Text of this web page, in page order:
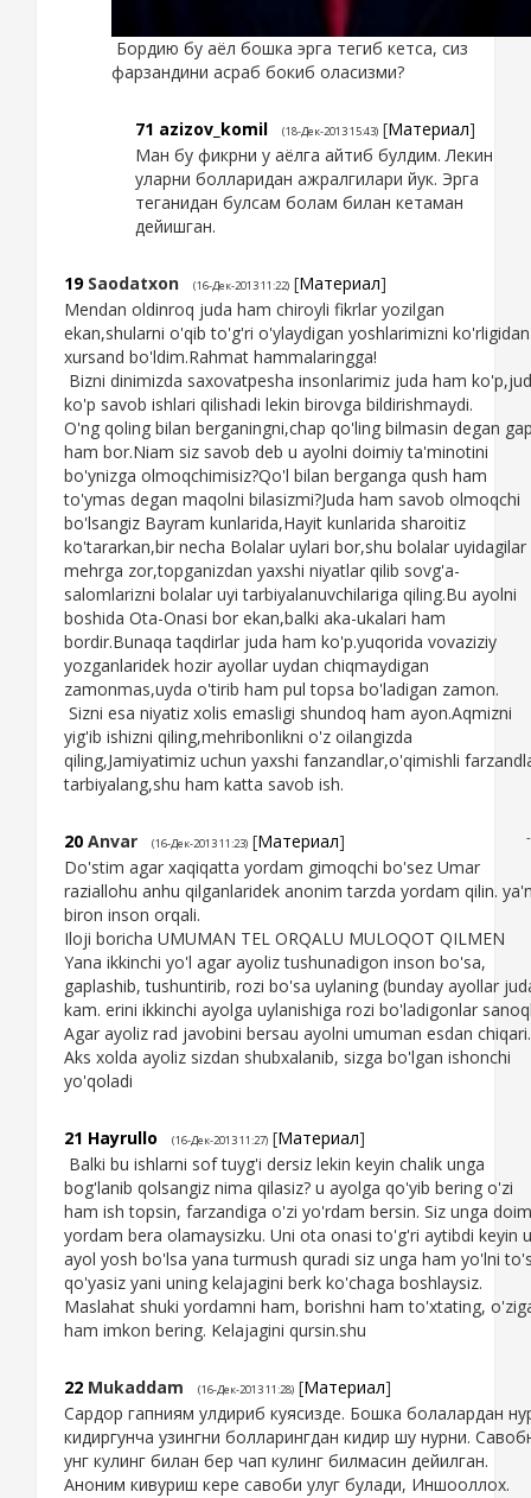
Бордию бу аёл бошка эрга тегиб кетса, сиз
фарзандини асраб бокиб оласизми?
71 azizov_komil (18-Дек-2013 15:43) [Материал]
Ман бу фикрни у аёлга айтиб булдим. Лекин
уларни болларидан ажралгилари йук. Эрга
теганидан булсам болам билан кетаман
дейишган.
19 Saodatxon (16-Дек-2013 11:22) [Материал]
Mendan oldinroq juda ham chiroyli fikrlar yozilgan
ekan,shularni o'qib to'g'ri o'ylaydigan yoshlarimizni ko'rligidan
xursand bo'ldim.Rahmat hammalaringga!
Bizni dinimizda saxovatpesha insonlarimiz juda ham
ko'p savob ishlari qilishadi lekin birovga bildirishmaydi.
O'ng qoling bilan berganingni,chap qo'ling bilmasin degan
ham bor.Niam siz savob deb u ayolni doimiy ta'minotini
bo'ynizga olmoqchimisiz?Qo'l bilan berganga qush ham
to'ymas degan maqolni bilasizmi?Juda ham savob olmoqchi
bo'lsangiz Bayram kunlarida,Hayit kunlarida sharoitiz
ko'tararkan,bir necha Bolalar uylari bor,shu bolalar uyidagilar
mehrga zor,topganizdan yaxshi niyatlar qilib sovg'a-
salomlarizni bolalar uyi tarbiyalanuvchilariga qiling.Bu ayolni
boshida Ota-Onasi bor ekan,balki aka-ukalari ham
bordir.Bunaqa taqdirlar juda ham ko'p.yuqorida vovaziziy
yozganlaridek hozir ayollar uydan chiqmaydigan
zamonmas,uyda o'tirib ham pul topsa bo'ladigan zamon.
Sizni esa niyatiz xolis emasligi shundoq ham ayon.Aqmizni
yig'ib ishizni qiling,mehribonlikni o'z oilangizda
qiling,Jamiyatimiz uchun yaxshi fanzandlar,o'qimishli
tarbiyalang,shu ham katta savob ish.
20 Anvar (16-Дек-2013 11:23) [Материал]
Do'stim agar xaqiqatta yordam gimoqchi bo'sez Umar
raziallohu anhu qilganlaridek anonim tarzda yordam qilin.
biron inson orqali.
Iloji boricha UMUMAN TEL ORQALU MULOQOT QILMEN
Yana ikkinchi yo'l agar ayoliz tushunadigon inson bo'sa,
gaplashib, tushuntirib, rozi bo'sa uylaning (bunday ayollar
kam. erini ikkinchi ayolga uylanishiga rozi bo'ladigonlar
Agar ayoliz rad javobini bersau ayolni umuman esdan chiqari.
Aks xolda ayoliz sizdan shubxalanib, sizga bo'lgan ishonchi
yo'qoladi
21 Hayrullo (16-Дек-2013 11:27) [Материал]
Balki bu ishlarni sof tuyg'i dersiz lekin keyin chalik unga
bog'lanib qolsangiz nima qilasiz? u ayolga qo'yib bering o'zi
ham ish topsin, farzandiga o'zi yo'rdam bersin. Siz unga
yordam bera olamaysizku. Uni ota onasi to'g'ri aytibdi keyin u
ayol yosh bo'lsa yana turmush quradi siz unga ham yo'lni
qo'yasiz yani uning kelajagini berk ko'chaga boshlaysiz.
Maslahat shuki yordamni ham, borishni ham to'xtating,
ham imkon bering. Kelajagini qursin.shu
22 Mukaddam (16-Дек-2013 11:28) [Материал]
Сардор гапниям улдириб куясизде. Бошка болалардан
кидиргунча узингни болларингдан кидир шу нурни.
унг кулинг билан бер чап кулинг билмасин дейилган.
Аноним кивуриш кере савоби улуг булади, Иншооллох.